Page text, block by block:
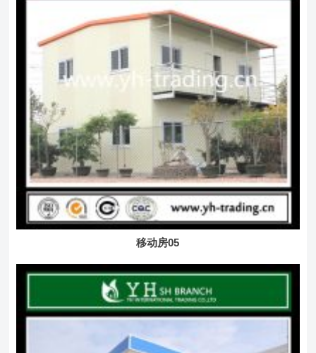
移动房05